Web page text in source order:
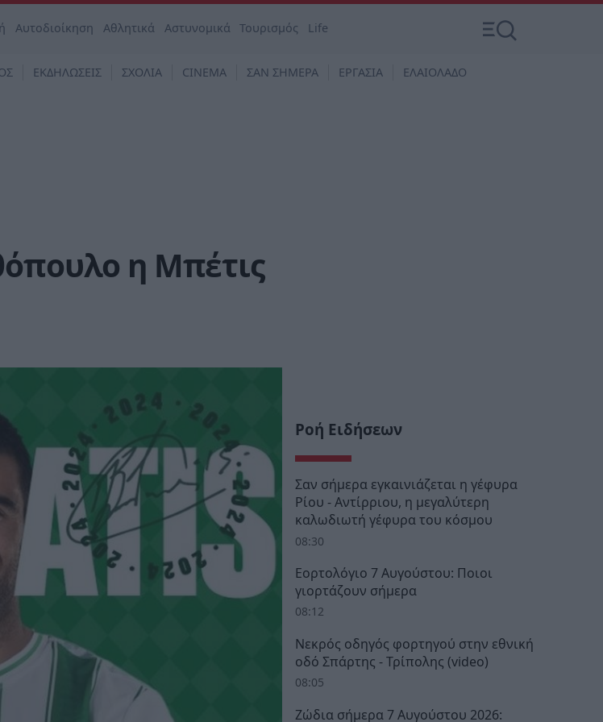
Αυτοδιοίκηση Αθλητικά Αστυνομικά Τουρισμός Life
ΕΚΔΗΛΩΣΕΙΣ ΣΧΟΛΙΑ CINEMA ΣΑΝ ΣΗΜΕΡΑ ΕΡΓΑΣΙΑ ΕΛΑΙΟΛΑΔΟ
η Μπέτις
Ροή Ειδήσεων
Σαν σήμερα εγκαινιάζεται η γέφυρα
Ρίου - Αντίρριου, η μεγαλύτερη
καλωδιωτή γέφυρα του κόσμου
08:30
Εορτολόγιο 7 Αυγούστου: Ποιοι
γιορτάζουν σήμερα
08:12
Νεκρός οδηγός φορτηγού στην εθνική
οδό Σπάρτης - Τρίπολης (video)
08:05
Ζώδια σήμερα 7 Αυγούστου 2026: